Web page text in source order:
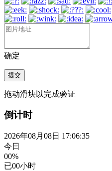
确定
提交
拖动滑块以完成验证
倒计时
2026年08月08日 17:06:35
今日
00%
已00小时